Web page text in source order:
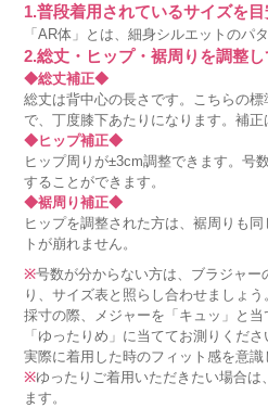
1.普段着用されているサイズを目
「AR体」とは、細身シルエットのパ
2.総丈・ヒップ・裾周りを調整し
◆総丈補正◆
総丈は背中心の長さです。こちらの
で、丁度膝下あたりになります。補正
◆ヒップ補正◆
ヒップ周りが±3cm調整できます。号
することができます。
◆裾周り補正◆
ヒップを調整された方は、裾周りも
トが崩れません。
※号数が分からない方は、ブラジャー
り、サイズ表と照らし合わせましょう
採寸の際、メジャーを「キュッ」と当
「ゆったりめ」に当ててお測りくださ
実際に着用した時のフィット感を意識
※ゆったりご着用いただきたい場合は
ます。